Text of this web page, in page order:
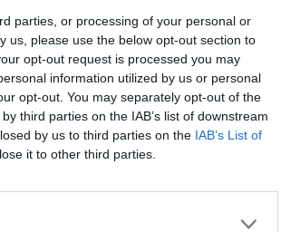
parties, or processing of your personal or
us, please use the below opt-out section to
opt-out request is processed you may
information utilized by us or personal
opt-out. You may separately opt-out of the
third parties on the IAB’s list of downstream
by us to third parties on the IAB’s List of
it to other third parties.